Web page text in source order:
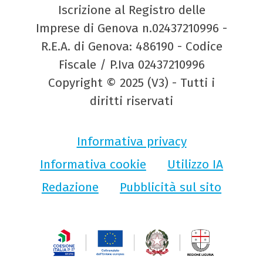
Iscrizione al Registro delle
Imprese di Genova n.02437210996 -
R.E.A. di Genova: 486190 - Codice
Fiscale / P.Iva 02437210996
Copyright © 2025 (V3) - Tutti i
diritti riservati
Informativa privacy
Informativa cookie
Utilizzo IA
Redazione
Pubblicità sul sito